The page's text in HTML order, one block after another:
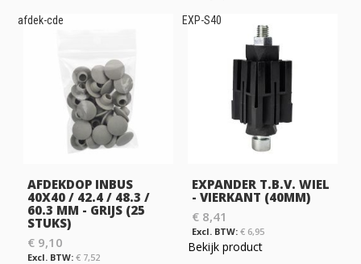
afdek-cde
AFDEKDOP INBUS
40X40 / 42.4 / 48.3 /
60.3 MM - GRIJS (25
STUKS)
€ 9,10
€ 7,52
EXP-S40
EXPANDER T.B.V. WIEL
- VIERKANT (40MM)
€ 8,41
€ 6,95
Bekijk product